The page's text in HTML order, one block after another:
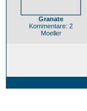
Granate
Kommentare: 2
Moeller